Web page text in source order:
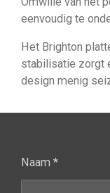
eenvoudig te
Het Brighton
stabilisatie zorgt
design menig
Naam *